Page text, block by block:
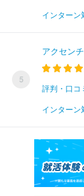
インターン
5
アクセン
評判・口コ
インターン